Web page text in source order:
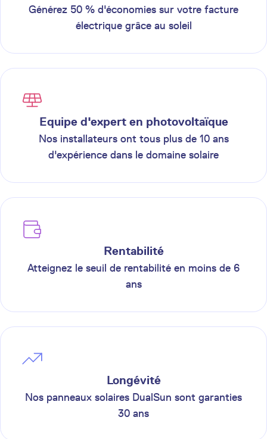
Générez 50 % d'économies sur votre facture
électrique grâce au soleil
Equipe d'expert en photovoltaïque
Nos installateurs ont tous plus de 10 ans
d'expérience dans le domaine solaire
Rentabilité
Atteignez le seuil de rentabilité en moins de 6
ans
Longévité
Nos panneaux solaires DualSun sont garanties
30 ans